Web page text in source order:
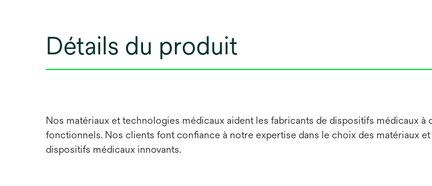
Détails du produit
Nos matériaux et technologies médicaux aident les fabricants de dispositifs médicaux
fonctionnels. Nos clients font confiance à notre expertise dans le choix des matériaux
dispositifs médicaux innovants.